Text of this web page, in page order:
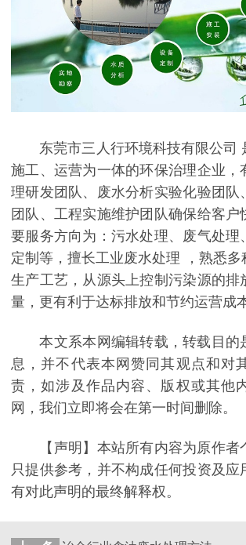
东莞市三人行环境科技有限公司
施工、运营为一体的环保治理企业，
理研发团队、废水分析实验化验团队
团队、工程实施维护团队确保给客户
要服务方向为：污水处理、废气处理、
定制等，擅长工业废水处理 ，熟悉
生产工艺，从源头上控制污染源的排
量，更有利于达标排放和节约运营成本
本文系本网编辑转载，转载目的
息，并不代表本网赞同其观点和对
责，如涉及作品内容、版权或其他
网，我们立即将会在第一时间删除。
【声明】本站所有内容为原作
只提供参考，并不构成任何投资及应
有对此声明的最终解释权。